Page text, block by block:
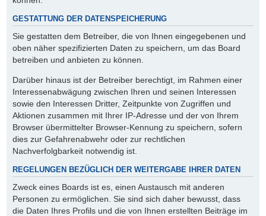
GESTATTUNG DER DATENSPEICHERUNG
Sie gestatten dem Betreiber, die von Ihnen eingegebenen und
oben näher spezifizierten Daten zu speichern, um das Board
betreiben und anbieten zu können.
Darüber hinaus ist der Betreiber berechtigt, im Rahmen einer
Interessenabwägung zwischen Ihren und seinen Interessen
sowie den Interessen Dritter, Zeitpunkte von Zugriffen und
Aktionen zusammen mit Ihrer IP-Adresse und der von Ihrem
Browser übermittelter Browser-Kennung zu speichern, sofern
dies zur Gefahrenabwehr oder zur rechtlichen
Nachverfolgbarkeit notwendig ist.
REGELUNGEN BEZÜGLICH DER WEITERGABE IHRER DATEN
Zweck eines Boards ist es, einen Austausch mit anderen
Personen zu ermöglichen. Sie sind sich daher bewusst, dass
die Daten Ihres Profils und die von Ihnen erstellten Beiträge im